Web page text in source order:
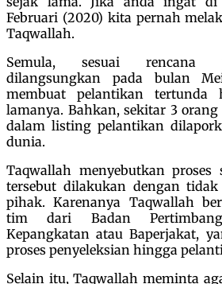
Februari (2020) kita pernah
Taqwallah.
Semula, sesuai rencana
dilangsungkan pada bulan
membuat pelantikan
lamanya. Bahkan, sekitar 3
dalam listing pelantikan
dunia.
Taqwallah menyebutkan proses
tersebut dilakukan dengan
pihak. Karenanya Taqwallah
tim dari Badan
Kepangkatan atau Baperjakat,
proses penyeleksian hingga
Selain itu, Taqwallah meminta